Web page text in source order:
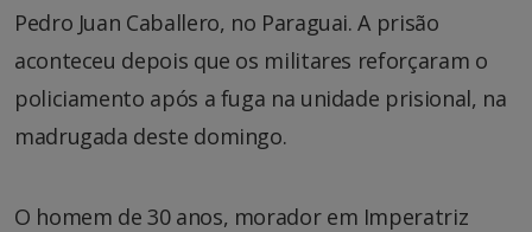
Pedro Juan Caballero, no Paraguai. A prisão
aconteceu depois que os militares reforçaram o
policiamento após a fuga na unidade prisional, na
madrugada deste domingo.
O homem de 30 anos, morador em Imperatriz